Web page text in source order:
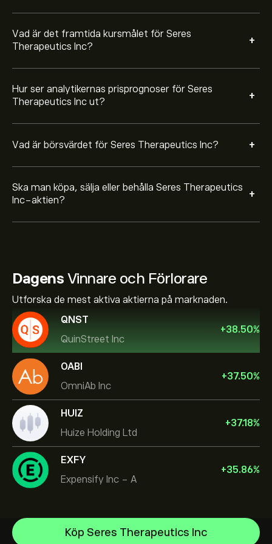
Vad är det framtida kursmålet för Seres
Therapeutics Inc?
+
Hur ser analytikernas prisprognoser för Seres
Therapeutics Inc ut?
+
Vad är börsvärdet för Seres Therapeutics Inc? +
Ska man köpa, sälja eller behålla Seres Therapeutics
Inc-aktien?
+
Dagens Vinnare och Förlorare
Utforska de mest aktiva aktierna på marknaden.
QNST
QuinStreet Inc
+38.50%
OABI
OmniAb Inc
+37.50%
HUIZ
Huize Holding Ltd
+37.18%
EXFY
Expensify Inc - A
+35.86%
Köp Seres Therapeutics Inc
Celestica Inc